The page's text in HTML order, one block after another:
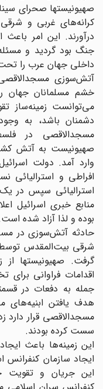
صهیونیستها صحرای سینا
کرانه‌های غربی و شرقی
درآورند. این امر باعث
جنگ بود گردید و مسئله
داخلی جهان عرب را
آتش‌سوزی مسجد‌الاقصی
می‌توانست زمینه‌ساز
مسجدالاقصی در
صهیونیست به آتش
وارد آمد. دولت
افراطی و استرالیائی
استرالیائی سپس در
منابع خبری اسرائیل
بوده و لذا آزاد شده است.
حادثه ‌آتش‌سوزی در
گرفت. صهیونیستها
اقدامات فراوانی برای
جمله به دفعات در
هدف یافتن ابنیه‌های
مسجد‌الاقصی قرار دارد
سست کرده بودند.
این زمینه‌ها باعث
ایجاد سازمان کنفرانس
این جریان و تقویت